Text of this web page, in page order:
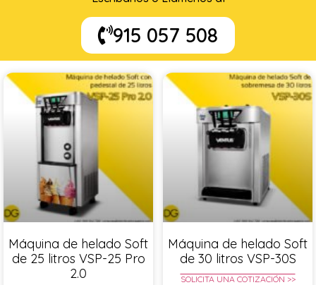
915 057 508
Máquina de helado Soft
de 25 litros VSP-25 Pro
2.0
Máquina de helado Soft
de 30 litros VSP-30S
SOLICITA UNA COTIZACIÓN >>